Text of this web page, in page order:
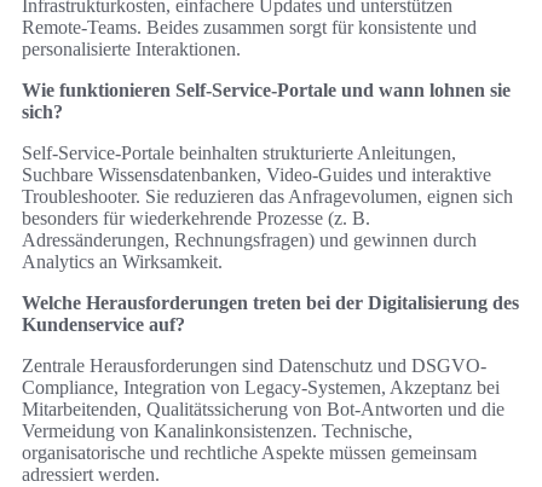
Infrastrukturkosten, einfachere Updates und unterstützen
Remote-Teams. Beides zusammen sorgt für konsistente und
personalisierte Interaktionen.
Wie funktionieren Self-Service-Portale und wann lohnen sie
sich?
Self-Service-Portale beinhalten strukturierte Anleitungen,
Suchbare Wissensdatenbanken, Video-Guides und interaktive
Troubleshooter. Sie reduzieren das Anfragevolumen, eignen sich
besonders für wiederkehrende Prozesse (z. B.
Adressänderungen, Rechnungsfragen) und gewinnen durch
Analytics an Wirksamkeit.
Welche Herausforderungen treten bei der Digitalisierung des
Kundenservice auf?
Zentrale Herausforderungen sind Datenschutz und DSGVO-
Compliance, Integration von Legacy-Systemen, Akzeptanz bei
Mitarbeitenden, Qualitätssicherung von Bot-Antworten und die
Vermeidung von Kanalinkonsistenzen. Technische,
organisatorische und rechtliche Aspekte müssen gemeinsam
adressiert werden.